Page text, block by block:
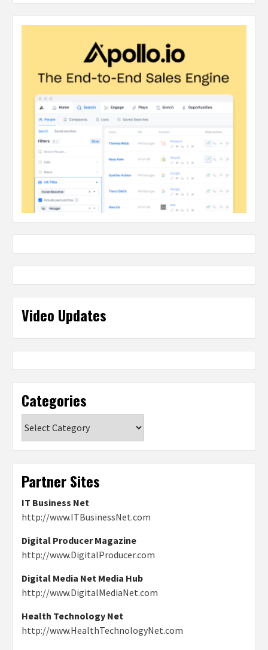
Video Updates
Categories
Partner Sites
IT Business Net
http://www.ITBusinessNet.com
Digital Producer Magazine
http://www.DigitalProducer.com
Digital Media Net Media Hub
http://www.DigitalMediaNet.com
Health Technology Net
http://www.HealthTechnologyNet.com